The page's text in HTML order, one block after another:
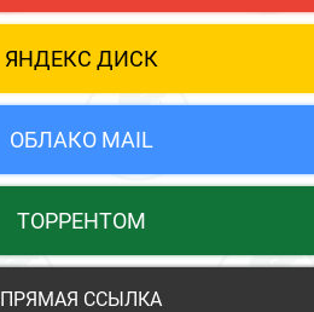
ЯНДЕКС ДИСК
ОБЛАКО MAIL
ТОРРЕНТОМ
ПРЯМАЯ ССЫЛКА